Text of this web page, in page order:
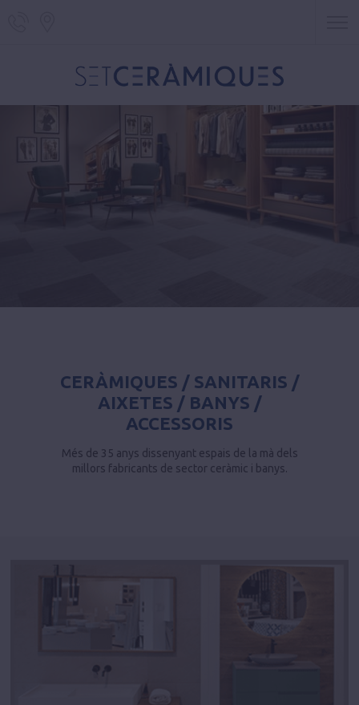
CERÀMIQUES / SANITARIS /
AIXETES / BANYS /
ACCESSORIS
Més de 35 anys dissenyant espais de la mà dels
millors fabricants de sector ceràmic i banys.